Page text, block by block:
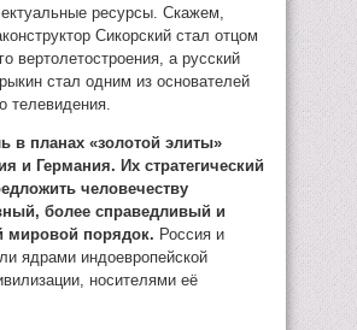
ресурсы. Скажем,
Сикорский стал отцом
вертолетостроения, а русский
стал одним из основателей
телевидения.
в планах «золотой элиты»
и Германия. Их стратегический
человечеству
более справедливый и
мировой порядок. Россия и
ядрами индоевропейской
носителями её